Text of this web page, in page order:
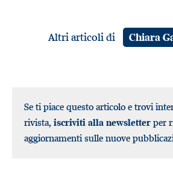
Altri articoli di Chiara
Se ti piace questo articolo e trovi
rivista, iscriviti alla newsletter per
aggiornamenti sulle nuove